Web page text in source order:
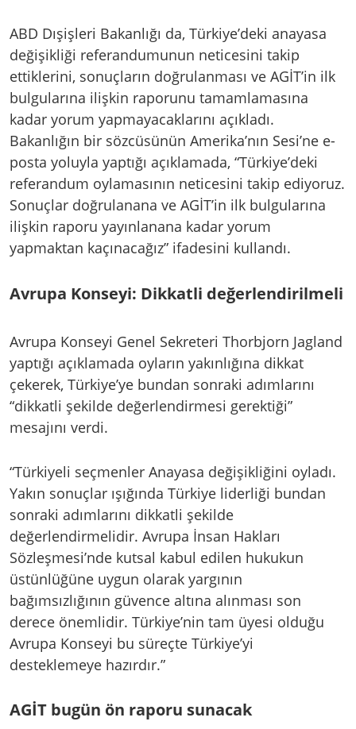
ABD Dışişleri Bakanlığı da, Türkiye’deki anayasa
değişikliği referandumunun neticesini takip
ettiklerini, sonuçların doğrulanması ve AGİT’in ilk
bulgularına ilişkin raporunu tamamlamasına
kadar yorum yapmayacaklarını açıkladı.
Bakanlığın bir sözcüsünün Amerika’nın Sesi’ne e-
posta yoluyla yaptığı açıklamada, “Türkiye’deki
referandum oylamasının neticesini takip ediyoruz.
Sonuçlar doğrulanana ve AGİT’in ilk bulgularına
ilişkin raporu yayınlanana kadar yorum
yapmaktan kaçınacağız” ifadesini kullandı.
Avrupa Konseyi: Dikkatli değerlendirilmeli
Avrupa Konseyi Genel Sekreteri Thorbjorn Jagland
yaptığı açıklamada oyların yakınlığına dikkat
çekerek, Türkiye’ye bundan sonraki adımlarını
“dikkatli şekilde değerlendirmesi gerektiği”
mesajını verdi.
“Türkiyeli seçmenler Anayasa değişikliğini oyladı.
Yakın sonuçlar ışığında Türkiye liderliği bundan
sonraki adımlarını dikkatli şekilde
değerlendirmelidir. Avrupa İnsan Hakları
Sözleşmesi’nde kutsal kabul edilen hukukun
üstünlüğüne uygun olarak yargının
bağımsızlığının güvence altına alınması son
derece önemlidir. Türkiye’nin tam üyesi olduğu
Avrupa Konseyi bu süreçte Türkiye’yi
desteklemeye hazırdır.”
AGİT bugün ön raporu sunacak